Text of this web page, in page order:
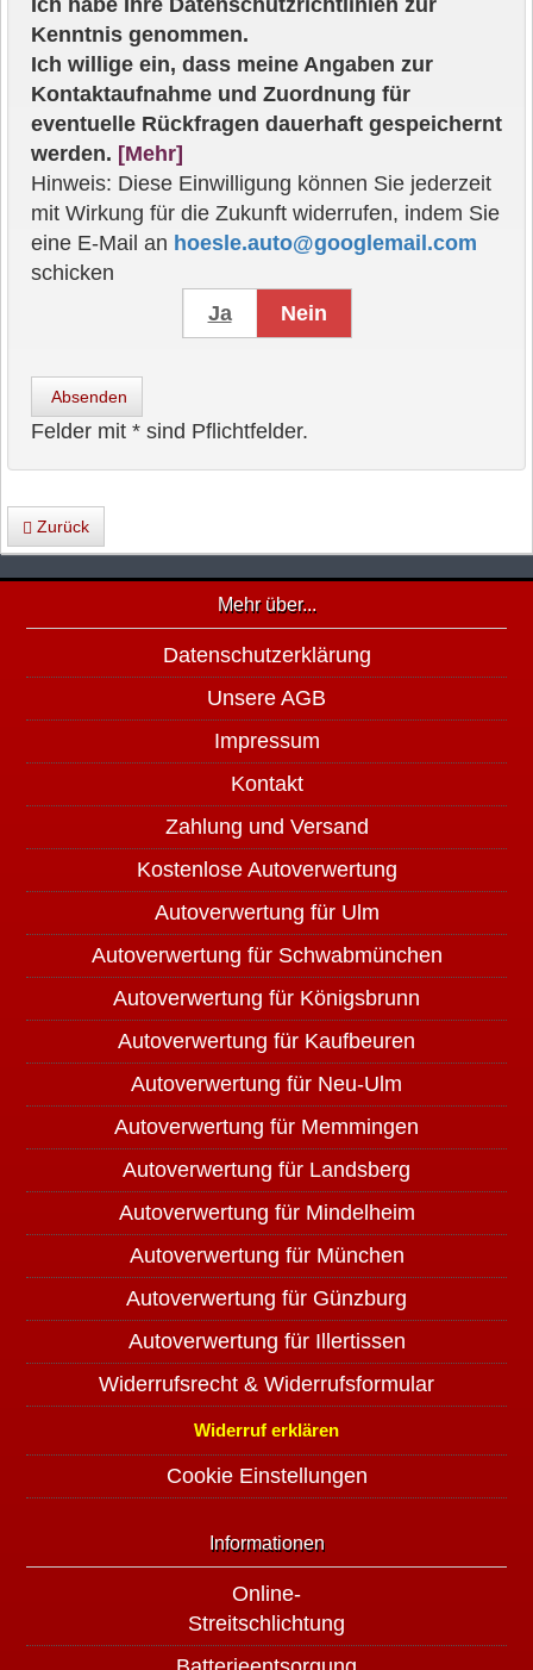
Ich habe Ihre Datenschutzrichtlinien zur
Kenntnis genommen.
Ich willige ein, dass meine Angaben zur
Kontaktaufnahme und Zuordnung für
eventuelle Rückfragen dauerhaft gespeichernt
werden. [Mehr]
Hinweis: Diese Einwilligung können Sie jederzeit
mit Wirkung für die Zukunft widerrufen, indem Sie
eine E-Mail an hoesle.auto@googlemail.com
schicken
Ja
Nein
Absenden
Felder mit * sind Pflichtfelder.
Zurück
Mehr über...
Datenschutzerklärung
Unsere AGB
Impressum
Kontakt
Zahlung und Versand
Kostenlose Autoverwertung
Autoverwertung für Ulm
Autoverwertung für Schwabmünchen
Autoverwertung für Königsbrunn
Autoverwertung für Kaufbeuren
Autoverwertung für Neu-Ulm
Autoverwertung für Memmingen
Autoverwertung für Landsberg
Autoverwertung für Mindelheim
Autoverwertung für München
Autoverwertung für Günzburg
Autoverwertung für Illertissen
Widerrufsrecht & Widerrufsformular
Widerruf erklären
Cookie Einstellungen
Informationen
Online-
Streitschlichtung